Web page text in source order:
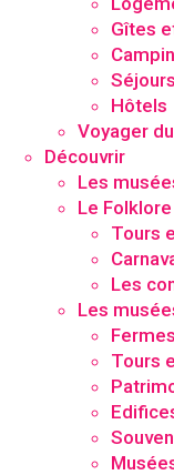
Gîtes
Hôtels
Voyager
Découvrir
Les
Le Folklore
Tours
Les
Les
Tours